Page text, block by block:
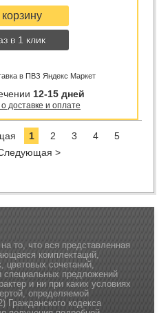
в 1 клик
в ПВЗ Яндекс Маркет
12-15 дней
доставке и оплате
1 2 3 4
5
>
то, что вся представленная
комплектаций,
цветовых сочетаний,
специальных предложений
и ни при каких условиях
определяемой
Гражданского кодекса